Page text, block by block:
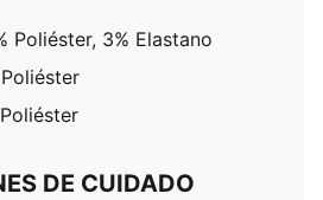
Poliéster, 3% Elastano
DE CUIDADO